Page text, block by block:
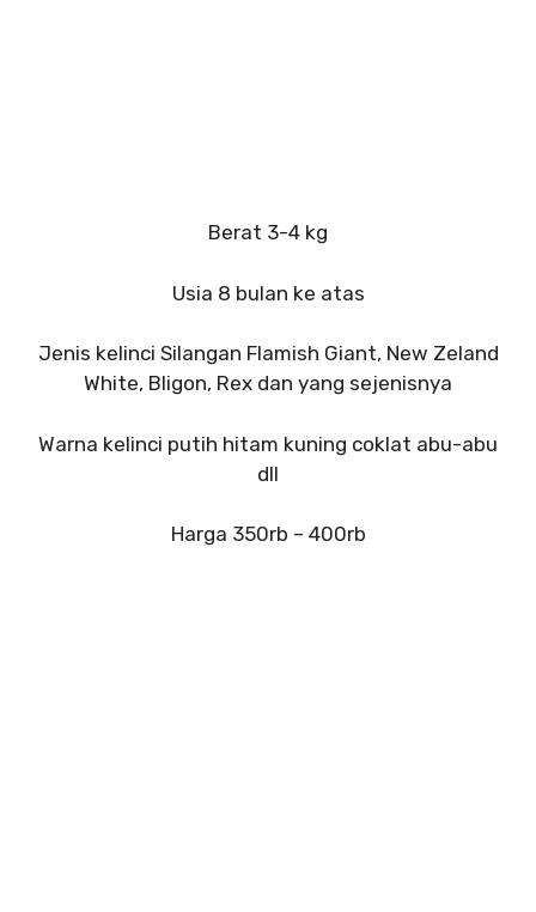
Berat 3-4 kg
Usia 8 bulan ke atas
Jenis kelinci Silangan Flamish Giant, New Zeland
White, Bligon, Rex dan yang sejenisnya
Warna kelinci putih hitam kuning coklat abu-abu
dll
Harga 350rb – 400rb